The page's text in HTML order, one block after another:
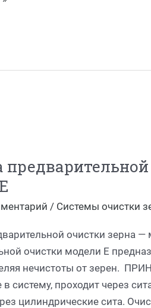
/ Системы очистки
очистки зерна —
очистки модели E
нечистоты от зерен.
систему, проходит через
цилиндрические сита.